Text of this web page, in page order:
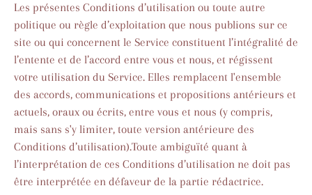
Les présentes Conditions d’utilisation ou toute autre
politique ou règle d’exploitation que nous publions sur ce
site ou qui concernent le Service constituent l’intégralité de
l’entente et de l’accord entre vous et nous, et régissent
votre utilisation du Service. Elles remplacent l'ensemble
des accords, communications et propositions antérieurs et
actuels, oraux ou écrits, entre vous et nous (y compris,
mais sans s'y limiter, toute version antérieure des
Conditions d’utilisation).Toute ambiguïté quant à
l’interprétation de ces Conditions d’utilisation ne doit pas
être interprétée en défaveur de la partie rédactrice.